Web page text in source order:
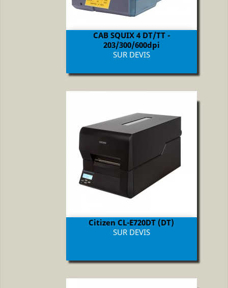
CAB SQUIX 4 DT/TT -
203/300/600dpi
Prix
SUR DEVIS
Citizen CL-E720DT (DT)
Prix
SUR DEVIS